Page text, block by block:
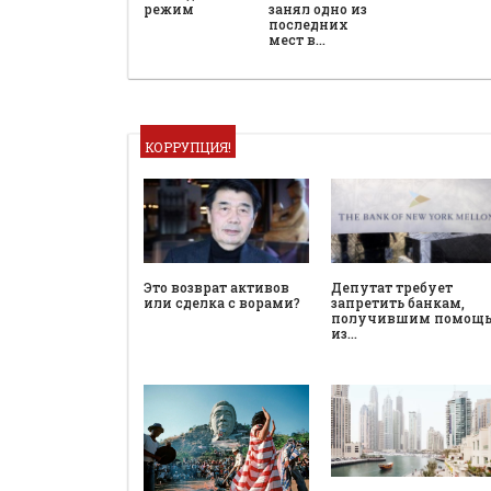
режим
занял одно из
последних
мест в…
КОРРУПЦИЯ!
Это возврат активов
или сделка с ворами?
Депутат требует
запретить банкам,
получившим помощь
из…